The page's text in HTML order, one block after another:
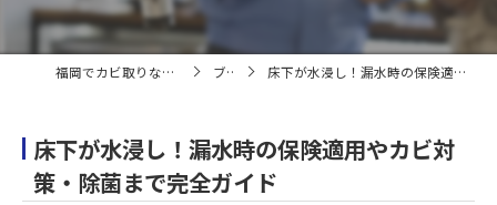
福岡でカビ取りならカビバスターズ福岡 ブログ 床下が水浸し！漏水時の保険適用やカビ対策・除菌まで完全ガイド
床下が水浸し！漏水時の保険適用やカビ対
策・除菌まで完全ガイド